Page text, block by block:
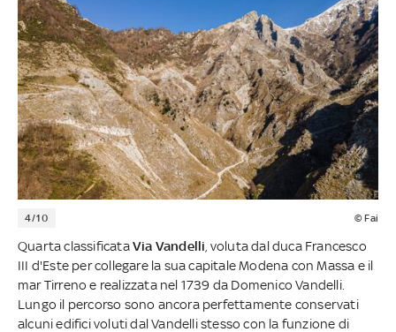
4/10 © Fai
Quarta classificataVia Vandelli , voluta dal duca Francesco
III d'Este per collegare la sua capitale Modena con Massa e il
mar Tirreno e realizzata nel 1739 da Domenico Vandelli.
Lungo il percorso sono ancora perfettamente conservati
alcuni edifici voluti dal Vandelli stesso con la funzione di